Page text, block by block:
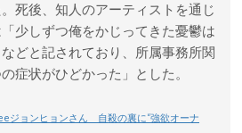
死後、知人のアーティストを通じ
少しずつ俺をかじってきた憂鬱は
どと記されており、所属事務所関
症状がひどかった」とした。
ジョンヒョンさん 自殺の裏に“強欲オーナ